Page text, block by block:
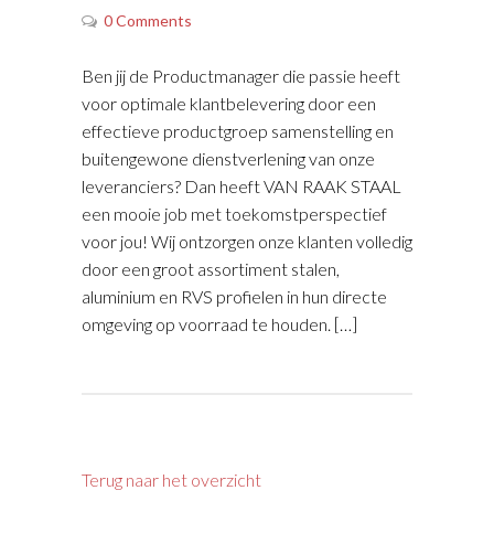
0 Comments
Ben jij de Productmanager die passie heeft
voor optimale klantbelevering door een
effectieve productgroep samenstelling en
buitengewone dienstverlening van onze
leveranciers? Dan heeft VAN RAAK STAAL
een mooie job met toekomstperspectief
voor jou! Wij ontzorgen onze klanten volledig
door een groot assortiment stalen,
aluminium en RVS profielen in hun directe
omgeving op voorraad te houden. […]
Terug naar het overzicht